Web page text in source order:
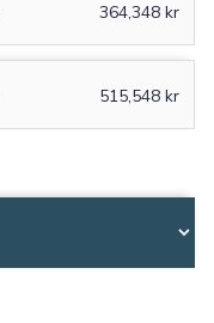
364,348 kr
515,548 kr